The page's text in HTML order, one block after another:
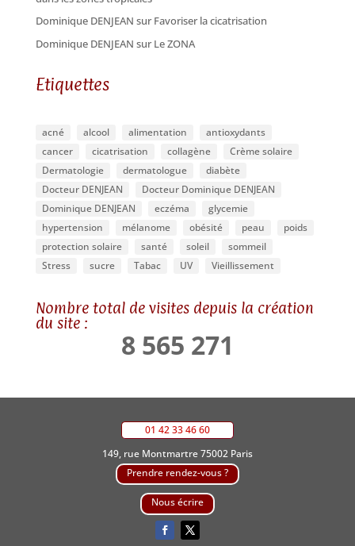
Dominique DENJEAN surFavoriser la cicatrisation
Dominique DENJEAN surLe ZONA
Etiquettes
acné alcool alimentation
antioxydants
cancer
cicatrisation collagène
Crème solaire
Dermatologie
dermatologue
diabète
Docteur DENJEAN
Docteur Dominique DENJEAN
Dominique DENJEAN
eczéma
glycemie
hypertension
mélanome obésité peau
poids
protection solaire
santé soleil
sommeil
Stress
sucre Tabac UV Vieillissement
Nombre total de visites depuis la création
du site :
8 565 271
01 42 33 46 60
149, rue Montmartre 75002 Paris
Prendre rendez-vous ?
Nous écrire